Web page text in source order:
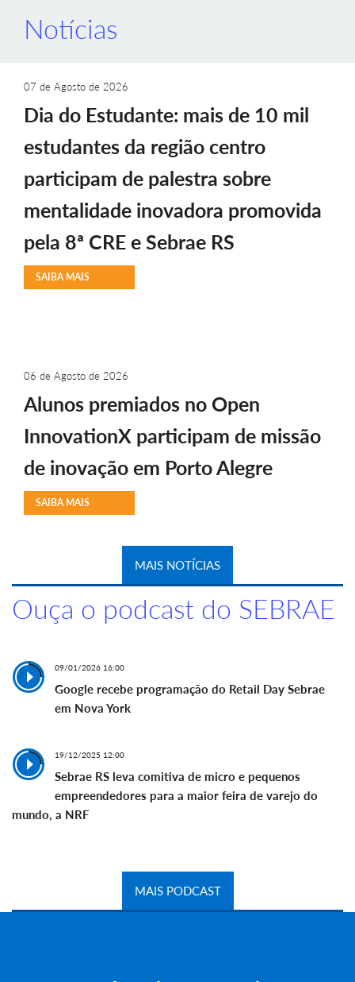
Notícias
07 de Agosto de 2026
Dia do Estudante: mais de 10 mil
estudantes da região centro
participam de palestra sobre
mentalidade inovadora promovida
pela 8ª CRE e Sebrae RS
SAIBA MAIS
06 de Agosto de 2026
Alunos premiados no Open
InnovationX participam de missão
de inovação em Porto Alegre
SAIBA MAIS
MAIS NOTÍCIAS
Ouça o podcast do SEBRAE
09/01/2026 16:00
Google recebe programação do Retail Day Sebrae
em Nova York
19/12/2025 12:00
Sebrae RS leva comitiva de micro e pequenos
empreendedores para a maior feira de varejo do
mundo, a NRF
MAIS PODCAST